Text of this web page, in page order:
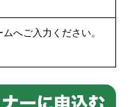
へご入力ください。